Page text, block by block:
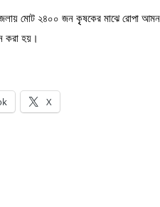
মোট ২৪০০ জন কৃৃষকের মাঝে রোপা আমন
করা হয়।
X